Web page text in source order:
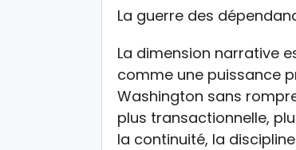
La guerre des
La dimension narrative
comme une puissance
Washington sans
plus transactionnelle,
la continuité, la